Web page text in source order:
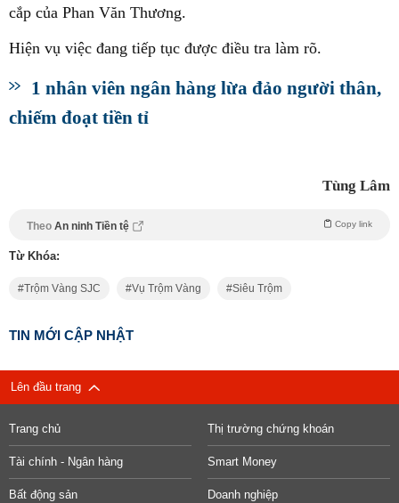
cắp của Phan Văn Thương.
Hiện vụ việc đang tiếp tục được điều tra làm rõ.
1 nhân viên ngân hàng lừa đảo người thân,
chiếm đoạt tiền tỉ
Tùng Lâm
Theo An ninh Tiền tệ Copy link
Từ Khóa:
Trộm Vàng SJC Vụ Trộm Vàng Siêu Trộm
TIN MỚI CẬP NHẬT
Lên đầu trang
Trang chủ Thị trường chứng khoán
Tài chính - Ngân hàng Smart Money
Bất động sản Doanh nghiệp